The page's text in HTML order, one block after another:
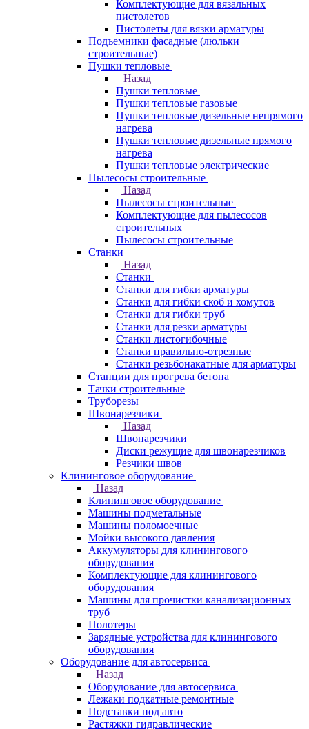
Комплектующие для вязальных
пистолетов
Пистолеты для вязки арматуры
Подъемники фасадные (люльки
строительные)
Пушки тепловые
Назад
Пушки тепловые
Пушки тепловые газовые
Пушки тепловые дизельные непрямого
нагрева
Пушки тепловые дизельные прямого
нагрева
Пушки тепловые электрические
Пылесосы строительные
Назад
Пылесосы строительные
Комплектующие для пылесосов
строительных
Пылесосы строительные
Станки
Назад
Станки
Станки для гибки арматуры
Станки для гибки скоб и хомутов
Станки для гибки труб
Станки для резки арматуры
Станки листогибочные
Станки правильно-отрезные
Станки резьбонакатные для арматуры
Станции для прогрева бетона
Тачки строительные
Труборезы
Швонарезчики
Назад
Швонарезчики
Диски режущие для швонарезчиков
Резчики швов
Клининговое оборудование
Назад
Клининговое оборудование
Машины подметальные
Машины поломоечные
Мойки высокого давления
Аккумуляторы для клинингового
оборудования
Комплектующие для клинингового
оборудования
Машины для прочистки канализационных
труб
Полотеры
Зарядные устройства для клинингового
оборудования
Оборудование для автосервиса
Назад
Оборудование для автосервиса
Лежаки подкатные ремонтные
Подставки под авто
Растяжки гидравлические